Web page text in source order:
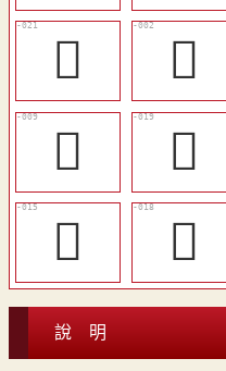
󴏛
𥨒
󴏐
󴏙
󴏖
󴏘
說 明